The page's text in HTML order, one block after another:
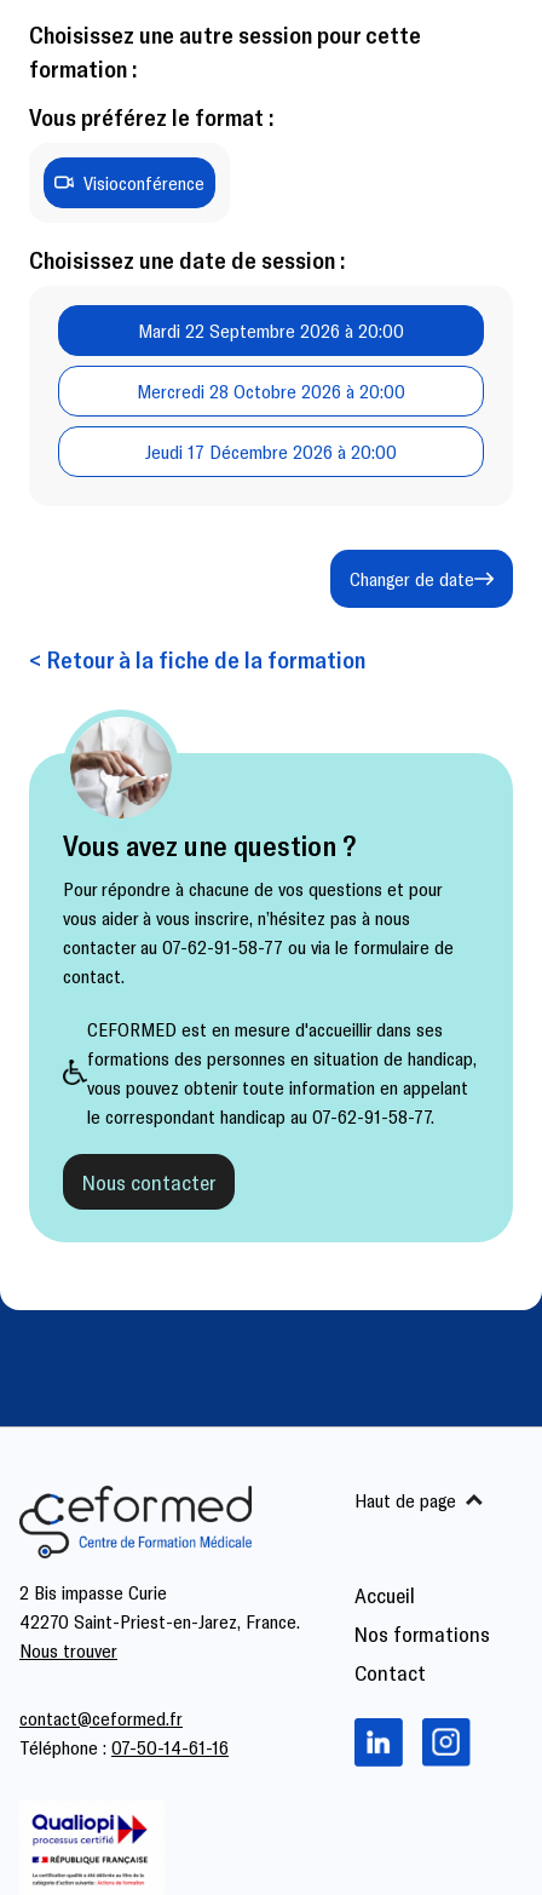
Choisissez une autre session pour cette
formation :
Vous préférez le format :
Visioconférence
Choisissez une date de session :
Mardi 22 Septembre 2026 à 20:00
Mercredi 28 Octobre 2026 à 20:00
Jeudi 17 Décembre 2026 à 20:00
Changer de date
< Retour à la fiche de la formation
Vous avez une question ?
Pour répondre à chacune de vos questions et pour
vous aider à vous inscrire, n’hésitez pas à nous
contacter au 07-62-91-58-77 ou via le formulaire de
contact.
CEFORMED est en mesure d'accueillir dans ses
formations des personnes en situation de handicap,
vous pouvez obtenir toute information en appelant
le correspondant handicap au 07-62-91-58-77.
Nous contacter
2 Bis impasse Curie
42270 Saint-Priest-en-Jarez, France.
Nous trouver
Accueil
Nos formations
Contact
Haut de page
contact@ceformed.fr
Téléphone : 07-50-14-61-16